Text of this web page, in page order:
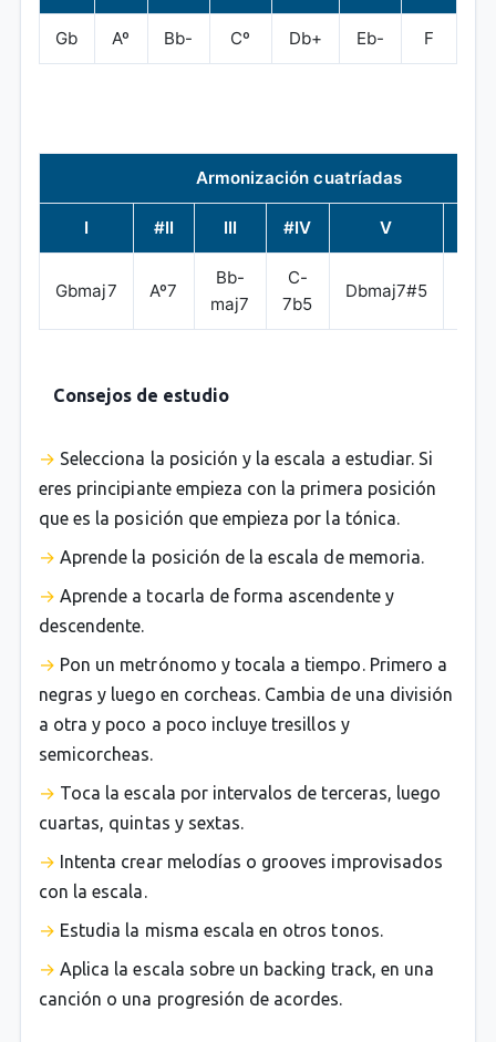
Gb Aº Bb- Cº Db+ Eb- F
Armonización cuatríadas
I #II III #IV V
Gbmaj7 Aº7
Bb-
maj7
C-
7b5
Dbmaj7#5
Consejos de estudio
Selecciona la posición y la escala a estudiar. Si
eres principiante empieza con la primera posición
que es la posición que empieza por la tónica.
Aprende la posición de la escala de memoria.
Aprende a tocarla de forma ascendente y
descendente.
Pon un metrónomo y tocala a tiempo. Primero a
negras y luego en corcheas. Cambia de una división
a otra y poco a poco incluye tresillos y
semicorcheas.
Toca la escala por intervalos de terceras, luego
cuartas, quintas y sextas.
Intenta crear melodías o grooves improvisados
con la escala.
Estudia la misma escala en otros tonos.
Aplica la escala sobre un backing track, en una
canción o una progresión de acordes.